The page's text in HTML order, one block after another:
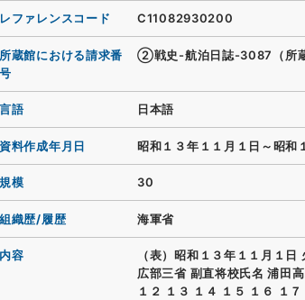
レファレンスコード C11082930200
所蔵館における請求番
号
②戦史-航泊日誌-3087（所蔵
言語 日本語
資料作成年月日 昭和１３年１１月１日～昭和
規模 30
組織歴/履歴 海軍省
内容
（表）昭和１３年１１月１
広部三省 副直将校氏名 浦田
１２ １３ １４ １５ １６ １